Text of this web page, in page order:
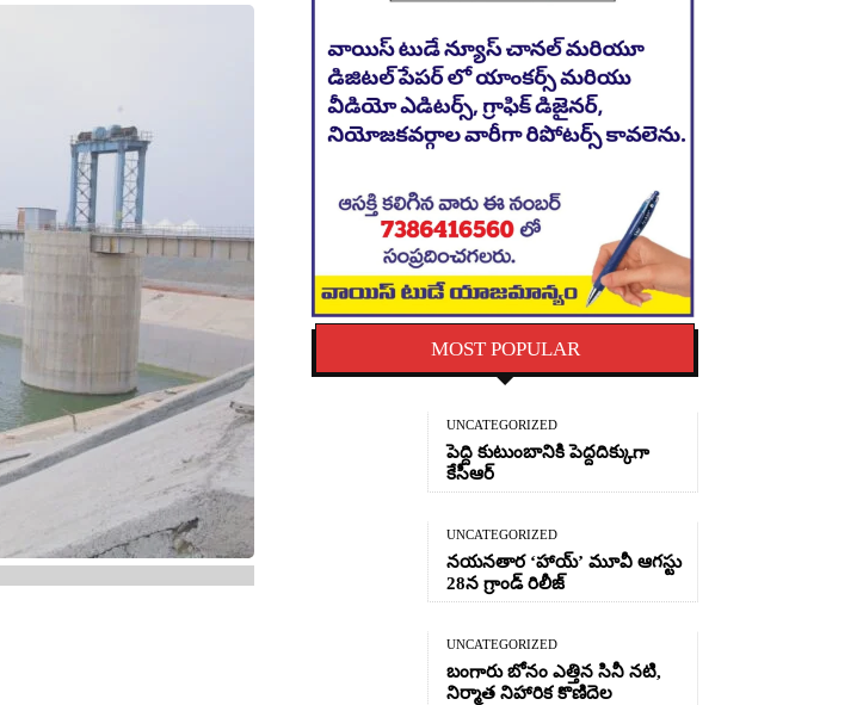
MOST POPULAR
UNCATEGORIZED
పెద్ది కుటుంబానికి పెద్దదిక్కుగా
కేసీఆర్
UNCATEGORIZED
నయనతార ‘హాయ్’ మూవీ ఆగస్టు
28న గ్రాండ్ రిలీజ్
UNCATEGORIZED
బంగారు బోనం ఎత్తిన సినీ నటి,
నిర్మాత నిహారిక కొణిదెల